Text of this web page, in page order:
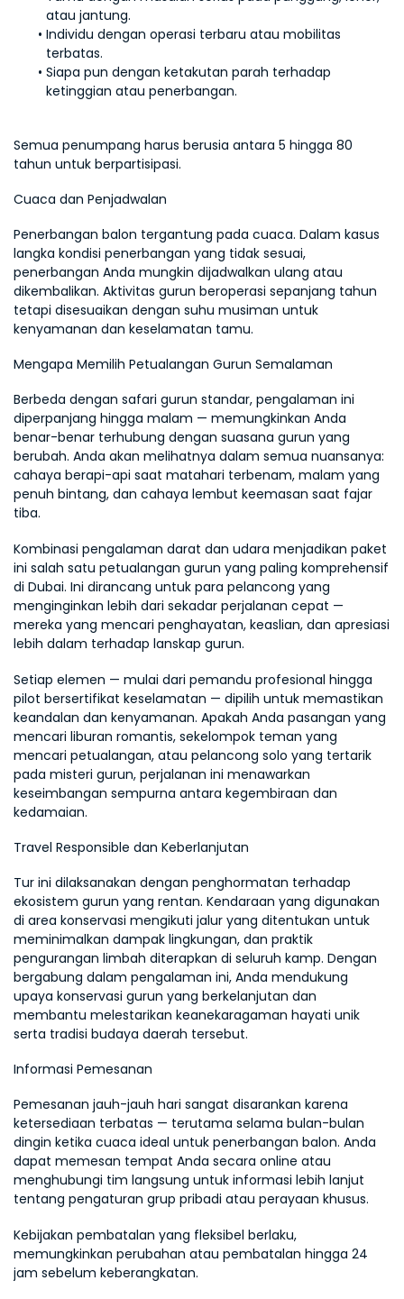
atau jantung.
Individu dengan operasi terbaru atau mobilitas
terbatas.
Siapa pun dengan ketakutan parah terhadap
ketinggian atau penerbangan.
Semua penumpang harus berusia antara 5 hingga 80
tahun untuk berpartisipasi.
Cuaca dan Penjadwalan
Penerbangan balon tergantung pada cuaca. Dalam kasus
langka kondisi penerbangan yang tidak sesuai,
penerbangan Anda mungkin dijadwalkan ulang atau
dikembalikan. Aktivitas gurun beroperasi sepanjang tahun
tetapi disesuaikan dengan suhu musiman untuk
kenyamanan dan keselamatan tamu.
Mengapa Memilih Petualangan Gurun Semalaman
Berbeda dengan safari gurun standar, pengalaman ini
diperpanjang hingga malam — memungkinkan Anda
benar-benar terhubung dengan suasana gurun yang
berubah. Anda akan melihatnya dalam semua nuansanya:
cahaya berapi-api saat matahari terbenam, malam yang
penuh bintang, dan cahaya lembut keemasan saat fajar
tiba.
Kombinasi pengalaman darat dan udara menjadikan paket
ini salah satu petualangan gurun yang paling komprehensif
di Dubai. Ini dirancang untuk para pelancong yang
menginginkan lebih dari sekadar perjalanan cepat —
mereka yang mencari penghayatan, keaslian, dan apresiasi
lebih dalam terhadap lanskap gurun.
Setiap elemen — mulai dari pemandu profesional hingga
pilot bersertifikat keselamatan — dipilih untuk memastikan
keandalan dan kenyamanan. Apakah Anda pasangan yang
mencari liburan romantis, sekelompok teman yang
mencari petualangan, atau pelancong solo yang tertarik
pada misteri gurun, perjalanan ini menawarkan
keseimbangan sempurna antara kegembiraan dan
kedamaian.
Travel Responsible dan Keberlanjutan
Tur ini dilaksanakan dengan penghormatan terhadap
ekosistem gurun yang rentan. Kendaraan yang digunakan
di area konservasi mengikuti jalur yang ditentukan untuk
meminimalkan dampak lingkungan, dan praktik
pengurangan limbah diterapkan di seluruh kamp. Dengan
bergabung dalam pengalaman ini, Anda mendukung
upaya konservasi gurun yang berkelanjutan dan
membantu melestarikan keanekaragaman hayati unik
serta tradisi budaya daerah tersebut.
Informasi Pemesanan
Pemesanan jauh-jauh hari sangat disarankan karena
ketersediaan terbatas — terutama selama bulan-bulan
dingin ketika cuaca ideal untuk penerbangan balon. Anda
dapat memesan tempat Anda secara online atau
menghubungi tim langsung untuk informasi lebih lanjut
tentang pengaturan grup pribadi atau perayaan khusus.
Kebijakan pembatalan yang fleksibel berlaku,
memungkinkan perubahan atau pembatalan hingga 24
jam sebelum keberangkatan.